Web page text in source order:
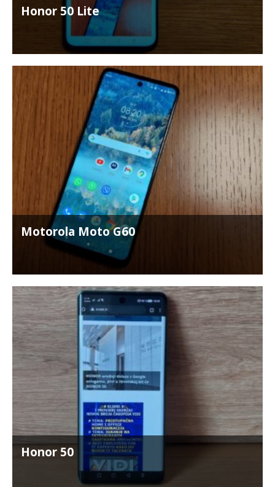
Honor 50 Lite
Motorola Moto G60
Honor 50